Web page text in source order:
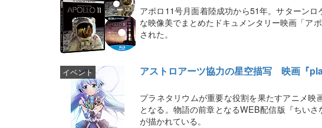
アポロ11号月面着陸成功から51年。サターン
な映像美でまとめたドキュメンタリー映画「ア
された。
アストロアーツ協力の星空描写 映画『
イベント
プラネタリウムが重要な役割を果たすアニメ
となる。物語の前章となるWEB配信版『ちい
が描かれている。